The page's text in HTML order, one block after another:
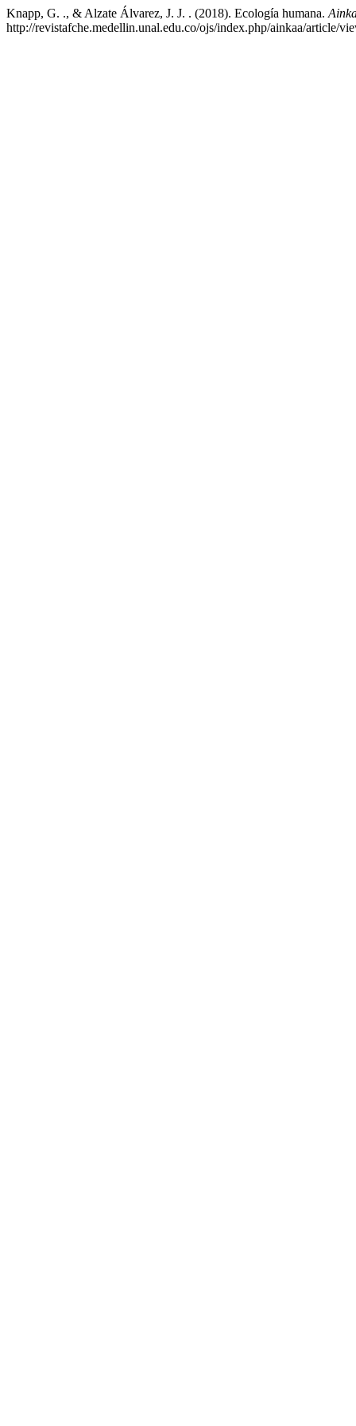
Knapp, G. ., & Alzate Álvarez, J. J. . (2018). Ecología humana.
http://revistafche.medellin.unal.edu.co/ojs/index.php/ainkaa/article/